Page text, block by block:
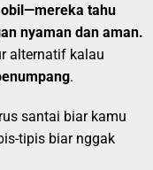
tahu
nyaman dan aman.
alternatif kalau
.
santai biar kamu
tipis biar nggak